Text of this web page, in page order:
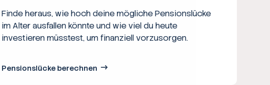
Finde heraus, wie hoch deine mögliche Pensionslücke
im Alter ausfallen könnte und wie viel du heute
investieren müsstest, um finanziell vorzusorgen.
Pensionslücke berechnen